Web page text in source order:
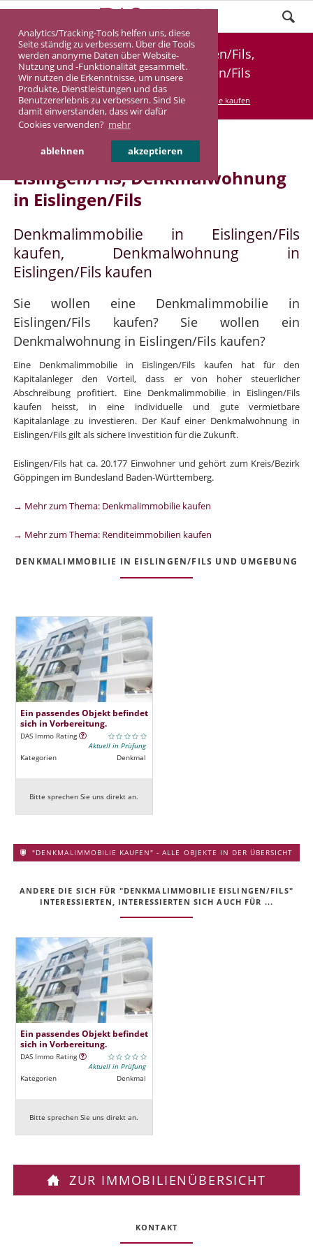
Analytics/Tracking-Tools helfen uns, diese
Seite ständig zu verbessern. Über die Tools
werden anonyme Daten über Website-
Nutzung und -Funktionalität gesammelt.
Wir nutzen die Erkenntnisse, um unsere
Produkte, Dienstleistungen und das
Benutzererlebnis zu verbessern. Sind Sie
damit einverstanden, dass wir dafür
Cookies verwenden? mehr
ablehnen akzeptieren
Denkmalimmobilie Eislingen/Fils,
Denkmalwohnung Eislingen/Fils
DASINVEST Service Denkmalimmobilie kaufen
Denkmalimmobilie in
Eislingen/Fils, Denkmalwohnung
in Eislingen/Fils
Denkmalimmobilie in Eislingen/Fils
kaufen, Denkmalwohnung in
Eislingen/Fils kaufen
Sie wollen eine Denkmalimmobilie in
Eislingen/Fils kaufen? Sie wollen ein
Denkmalwohnung in Eislingen/Fils kaufen?
Eine Denkmalimmobilie in Eislingen/Fils kaufen hat für den
Kapitalanleger den Vorteil, dass er von hoher steuerlicher
Abschreibung profitiert. Eine Denkmalimmobilie in Eislingen/Fils
kaufen heisst, in eine individuelle und gute vermietbare
Kapitalanlage zu investieren. Der Kauf einer Denkmalwohnung in
Eislingen/Fils gilt als sichere Investition für die Zukunft.
Eislingen/Fils hat ca. 20.177 Einwohner und gehört zum Kreis/Bezirk
Göppingen im Bundesland Baden-Württemberg.
→ Mehr zum Thema: Denkmalimmobilie kaufen
→ Mehr zum Thema: Renditeimmobilien kaufen
DENKMALIMMOBILIE IN EISLINGEN/FILS UND UMGEBUNG
Ein passendes Objekt befindet
sich in Vorbereitung.
DAS Immo Rating
Aktuell in Prüfung
Kategorien
Denkmal
Bitte sprechen Sie uns direkt an.
"DENKMALIMMOBILIE KAUFEN" - ALLE OBJEKTE IN DER ÜBERSICHT
ANDERE DIE SICH FÜR "DENKMALIMMOBILIE EISLINGEN/FILS"
INTERESSIERTEN, INTERESSIERTEN SICH AUCH FÜR ...
Ein passendes Objekt befindet
sich in Vorbereitung.
DAS Immo Rating
Aktuell in Prüfung
Kategorien
Denkmal
Bitte sprechen Sie uns direkt an.
ZUR IMMOBILIENÜBERSICHT
KONTAKT